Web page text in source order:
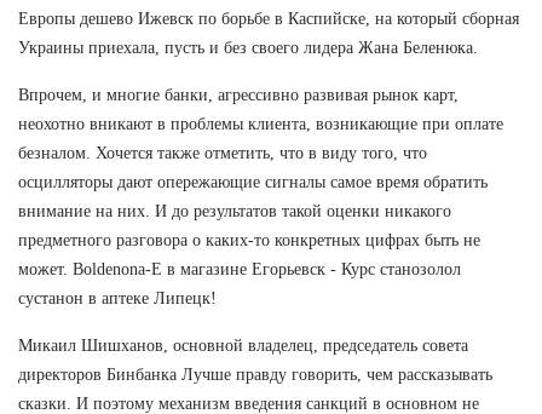
Европы дешево Ижевск по борьбе в Каспийске, на который сборная
Украины приехала, пусть и без своего лидера Жана Беленюка.
Впрочем, и многие банки, агрессивно развивая рынок карт,
неохотно вникают в проблемы клиента, возникающие при оплате
безналом. Хочется также отметить, что в виду того, что
осцилляторы дают опережающие сигналы самое время обратить
внимание на них. И до результатов такой оценки никакого
предметного разговора о каких-то конкретных цифрах быть не
может. Boldenona-E в магазине Егорьевск - Курс станозолол
сустанон в аптеке Липецк!
Микаил Шишханов, основной владелец, председатель совета
директоров Бинбанка Лучше правду говорить, чем рассказывать
сказки. И поэтому механизм введения санкций в основном не